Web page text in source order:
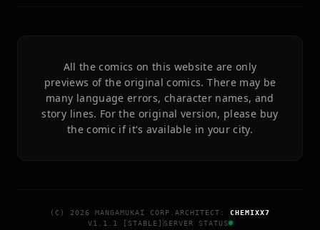
All the comics on this website are only
previews of the original comics. There may be
many language errors, character names, and
story lines. For the original version, please buy
the comic if it's available in your city.
(C) 2026 MANGAMUKAI CORP. ARCHITECT: CHEMIXX7
V1.1.1 [STABLE] SERVER STATUS